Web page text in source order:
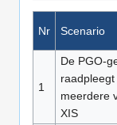
Nr Scenario
1
De PGO-
meerdere
XIS